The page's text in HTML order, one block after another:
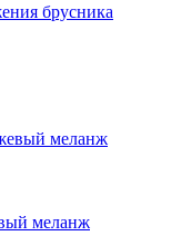
брусника
меланж